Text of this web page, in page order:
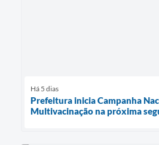
Há 5 dias
Prefeitura inicia Campanha
Multivacinação na próxima